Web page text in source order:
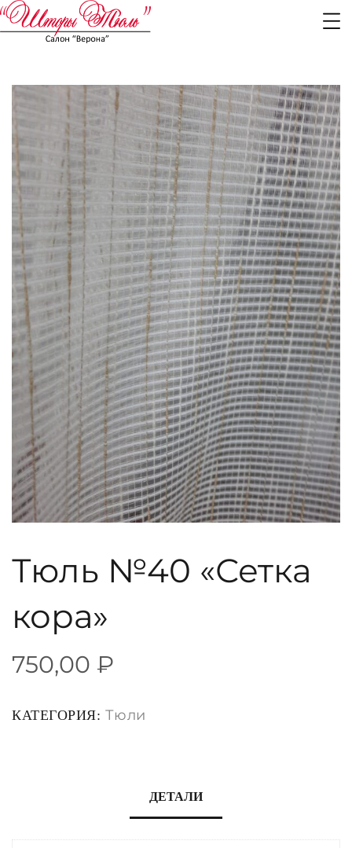
Тюль №40 «Сетка
кора»
750,00 ₽
КАТЕГОРИЯ: Тюли
ДЕТАЛИ